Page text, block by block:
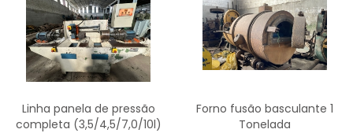
Linha panela de pressão
completa (3,5/4,5/7,0/10l)
Forno fusão basculante 1
Tonelada